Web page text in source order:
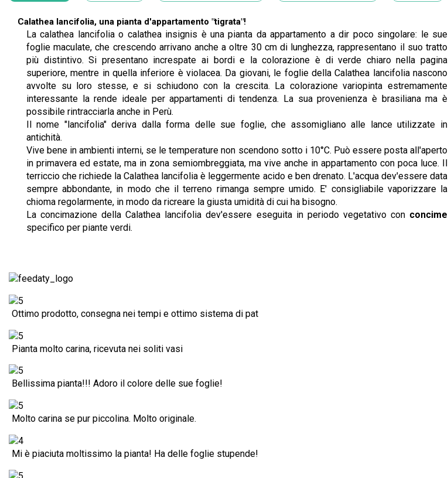
Calathea lancifolia, una pianta d'appartamento "tigrata"!
La calathea lancifolia o calathea insignis è una pianta da appartamento a dir poco singolare: le sue
foglie maculate, che crescendo arrivano anche a oltre 30 cm di lunghezza, rappresentano il suo tratto
più distintivo. Si presentano increspate ai bordi e la colorazione è di verde chiaro nella pagina
superiore, mentre in quella inferiore è violacea. Da giovani, le foglie della Calathea lancifolia nascono
avvolte su loro stesse, e si schiudono con la crescita. La colorazione variopinta estremamente
interessante la rende ideale per appartamenti di tendenza. La sua provenienza è brasiliana ma è
possibile rintracciarla anche in Perù.
Il nome "lancifolia" deriva dalla forma delle sue foglie, che assomigliano alle lance utilizzate in
antichità.
Vive bene in ambienti interni, se le temperature non scendono sotto i 10°C. Può essere posta all'aperto
in primavera ed estate, ma in zona semiombreggiata, ma vive anche in appartamento con poca luce. Il
terriccio che richiede la Calathea lancifolia è leggermente acido e ben drenato. L'acqua dev'essere data
sempre abbondante, in modo che il terreno rimanga sempre umido. E' consigliabile vaporizzare la
chioma regolarmente, in modo da ricreare la giusta umidità di cui ha bisogno.
La concimazione della Calathea lancifolia dev'essere eseguita in periodo vegetativo con concime
specifico per piante verdi.
Ottimo prodotto, consegna nei tempi e ottimo sistema di pat
Pianta molto carina, ricevuta nei soliti vasi
Bellissima pianta!!! Adoro il colore delle sue foglie!
Molto carina se pur piccolina. Molto originale.
Mi è piaciuta moltissimo la pianta! Ha delle foglie stupende!